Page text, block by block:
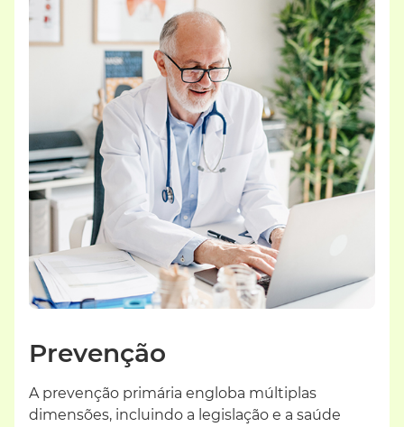
Prevenção
A prevenção primária engloba múltiplas
dimensões, incluindo a legislação e a saúde